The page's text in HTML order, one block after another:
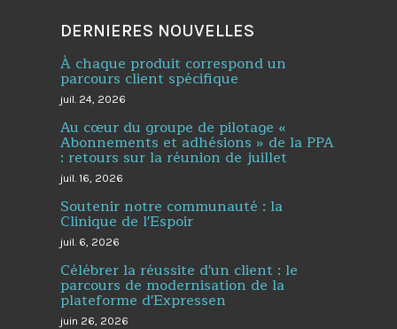
DERNIERES NOUVELLES
À chaque produit correspond un
parcours client spécifique
juil. 24, 2026
Au cœur du groupe de pilotage «
Abonnements et adhésions » de la PPA
: retours sur la réunion de juillet
juil. 16, 2026
Soutenir notre communauté : la
Clinique de l'Espoir
juil. 6, 2026
Célébrer la réussite d'un client : le
parcours de modernisation de la
plateforme d'Expressen
juin 26, 2026